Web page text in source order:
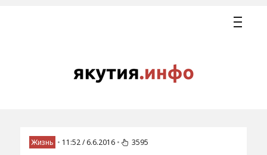
Жизнь • 11:52 / 6.6.2016 • 3595